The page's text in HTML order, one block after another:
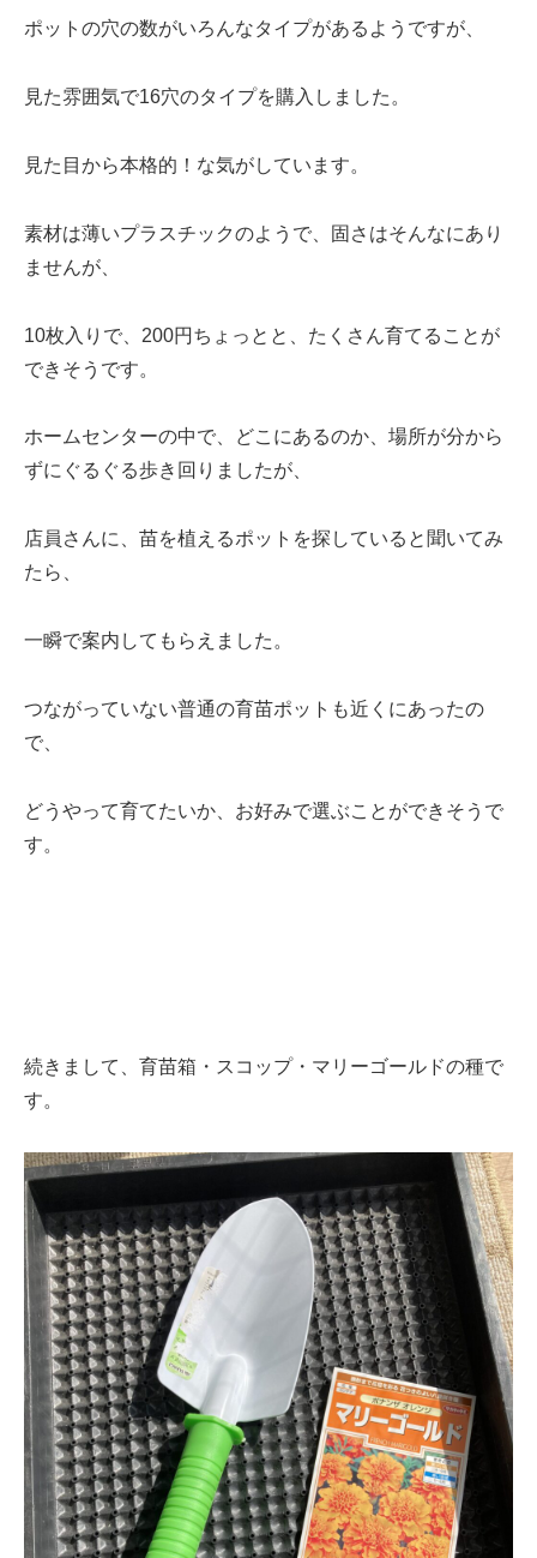
ポットの穴の数がいろんなタイプがあるようですが、
見た雰囲気で16穴のタイプを購入しました。
見た目から本格的！な気がしています。
素材は薄いプラスチックのようで、固さはそんなにあり
ませんが、
10枚入りで、200円ちょっとと、たくさん育てることが
できそうです。
ホームセンターの中で、どこにあるのか、場所が分から
ずにぐるぐる歩き回りましたが、
店員さんに、苗を植えるポットを探していると聞いてみ
たら、
一瞬で案内してもらえました。
つながっていない普通の育苗ポットも近くにあったの
で、
どうやって育てたいか、お好みで選ぶことができそうで
す。
続きまして、育苗箱・スコップ・マリーゴールドの種で
す。